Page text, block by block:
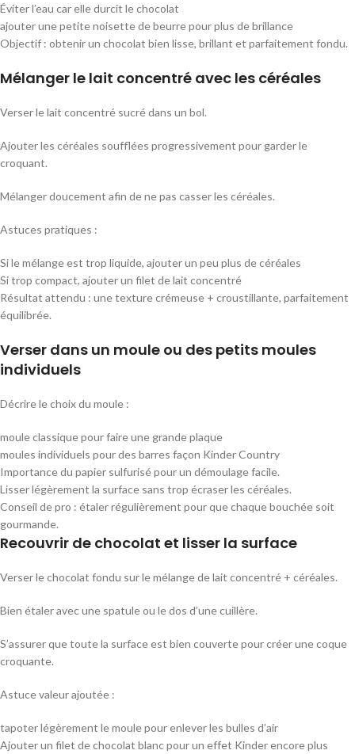
Éviter l’eau car elle durcit le chocolat
ajouter une petite noisette de beurre pour plus de brillance
Objectif : obtenir un chocolat bien lisse, brillant et parfaitement fondu.
Mélanger le lait concentré avec les céréales
Verser le lait concentré sucré dans un bol.
Ajouter les céréales soufflées progressivement pour garder le
croquant.
Mélanger doucement afin de ne pas casser les céréales.
Astuces pratiques :
Si le mélange est trop liquide, ajouter un peu plus de céréales
Si trop compact, ajouter un filet de lait concentré
Résultat attendu : une texture crémeuse + croustillante, parfaitement
équilibrée.
Verser dans un moule ou des petits moules
individuels
Décrire le choix du moule :
moule classique pour faire une grande plaque
moules individuels pour des barres façon Kinder Country
Importance du papier sulfurisé pour un démoulage facile.
Lisser légèrement la surface sans trop écraser les céréales.
Conseil de pro : étaler régulièrement pour que chaque bouchée soit
gourmande.
Recouvrir de chocolat et lisser la surface
Verser le chocolat fondu sur le mélange de lait concentré + céréales.
Bien étaler avec une spatule ou le dos d’une cuillère.
S’assurer que toute la surface est bien couverte pour créer une coque
croquante.
Astuce valeur ajoutée :
tapoter légèrement le moule pour enlever les bulles d’air
Ajouter un filet de chocolat blanc pour un effet Kinder encore plus